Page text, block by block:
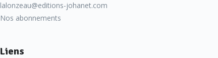
lalonzeau@editions-johanet.com
Nos abonnements
Liens